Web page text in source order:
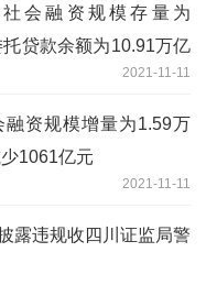
会融资规模存量为
贷款余额为10.91万亿
2021-11-11
资规模增量为1.59万
1061亿元
2021-11-11
露违规收四川证监局警